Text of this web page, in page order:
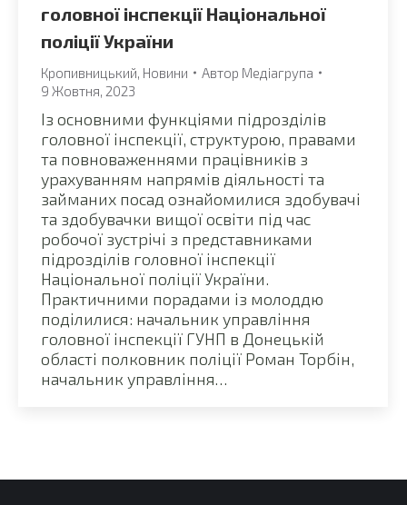
головної інспекції Національної
поліції України
Кропивницький Новини Автор Медіагрупа
9 Жовтня, 2023
Із основними функціями підрозділів
головної інспекції, структурою, правами
та повноваженнями працівників з
урахуванням напрямів діяльності та
займаних посад ознайомилися здобувачі
та здобувачки вищої освіти під час
робочої зустрічі з представниками
підрозділів головної інспекції
Національної поліції України.
Практичними порадами із молоддю
поділилися: начальник управління
головної інспекції ГУНП в Донецькій
області полковник поліції Роман Торбін,
начальник управління…